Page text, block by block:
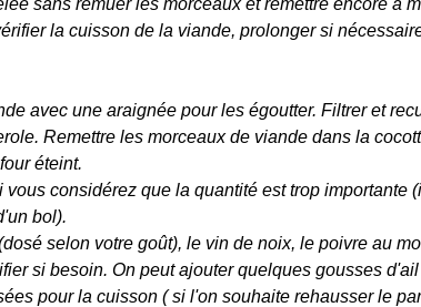
sans remuer les morceaux et remettre encore à
la cuisson de la viande, prolonger si
avec une araignée pour les égoutter. Filtrer et
Remettre les morceaux de viande dans la
éteint.
vous considérez que la quantité est trop importante
bol).
selon votre goût), le vin de noix, le poivre au
si besoin. On peut ajouter quelques gousses
pour la cuisson ( si l'on souhaite rehausser le